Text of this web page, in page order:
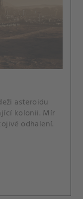
asteroidu
kolonii. Mír
odhalení.